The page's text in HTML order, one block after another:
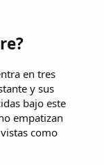
en tres
y sus
bajo este
empatizan
como